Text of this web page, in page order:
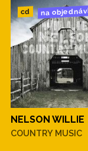
cd na
NELSON WILLIE
COUNTRY MUSIC